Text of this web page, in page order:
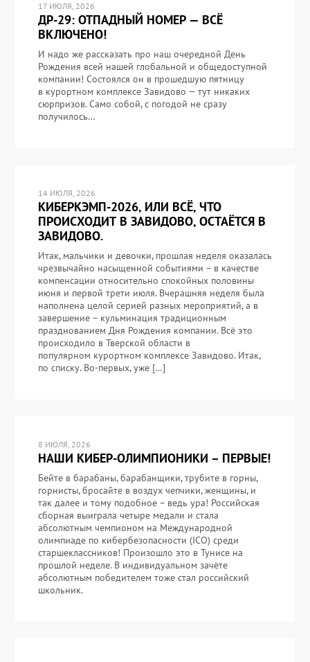
17 ИЮЛЯ, 2026
ДР-29: ОТПАДНЫЙ НОМЕР — ВСЁ
ВКЛЮЧЕНО!
И надо же рассказать про наш очередной День
Рождения всей нашей глобальной и общедоступной
компании! Состоялся он в прошедшую пятницу
в курортном комплексе Завидово — тут никаких
сюрпризов. Само собой, с погодой не сразу
получилось…
14 ИЮЛЯ, 2026
КИБЕРКЭМП-2026, ИЛИ ВСЁ, ЧТО
ПРОИСХОДИТ В ЗАВИДОВО, ОСТАЁТСЯ В
ЗАВИДОВО.
Итак, мальчики и девочки, прошлая неделя оказалась
чрезвычайно насыщенной событиями – в качестве
компенсации относительно спокойных половины
июня и первой трети июля. Вчерашняя неделя была
наполнена целой серией разных мероприятий, а в
завершение – кульминация традиционным
празднованием Дня Рождения компании. Всё это
происходило в Тверской области в
популярном курортном комплексе Завидово. Итак,
по списку. Во-первых, уже […]
8 ИЮЛЯ, 2026
НАШИ КИБЕР-ОЛИМПИОНИКИ – ПЕРВЫЕ!
Бейте в барабаны, барабанщики, трубите в горны,
горнисты, бросайте в воздух чепчики, женщины, и
так далее и тому подобное – ведь ура! Российская
сборная выиграла четыре медали и стала
абсолютным чемпионом на Международной
олимпиаде по кибербезопасности (ICO) среди
старшеклассников! Произошло это в Тунисе на
прошлой неделе. В индивидуальном зачёте
абсолютным победителем тоже стал российский
школьник.